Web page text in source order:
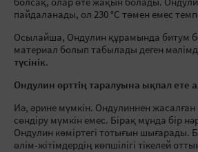
болсақ, олар өте жақын болады.
пайдаланады, ол 230 °C төмен емес
Осылайша, Ондулин құрамында битум
материал болып табылады деген
түсінік.
Ондулин өрттің таралуына ықпал ете
Иә, әрине мүмкін. Ондулиннен
сөндіру мүмкін емес. Бірақ мұнда бір
Ондулин көміртегі тотығын шығарады.
өлім-жітімдердің көпшілігі тікелей